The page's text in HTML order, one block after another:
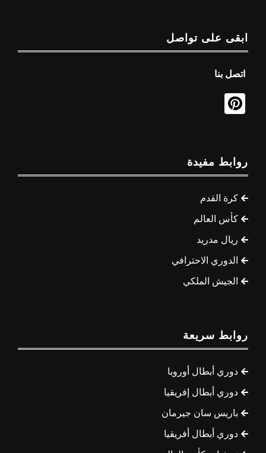
ابقى على تواصل
اتصل بنا
روابط مفيدة
كرة القدم
كأس العالم
ريال مدريد
الدوري الاحترافي
الجيش الملكي
روابط سريعة
دوري أبطال أوروبا
دوري أبطال إفريقيا
باريس سان جيرمان
دوري أبطال أفريقيا